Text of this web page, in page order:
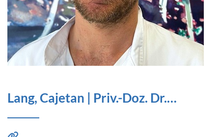
Lang, Cajetan | Priv.-Doz. Dr.…